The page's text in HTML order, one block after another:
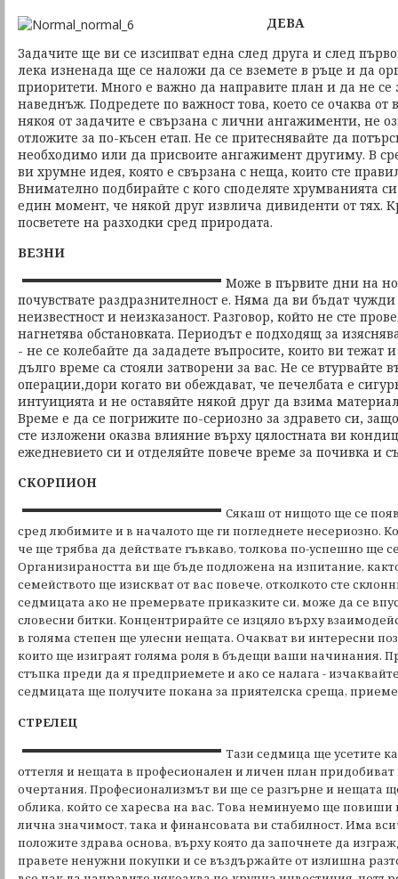
ДЕВА
Задачите ще ви се изсипват една след друга и след
лека изненада ще се наложи да се вземете в ръце и да
приоритети. Много е важно да направите план и да не се
наведнъж. Подредете по важност това, което се очаква от
някоя от задачите е свързана с лични ангажименти, не
отложите за по-късен етап. Не се притеснявайте да
необходимо или да присвоите ангажимент другиму. В
ви хрумне идея, която е свързана с неща, които сте
Внимателно подбирайте с кого споделяте хрумванията
един момент, че някой друг извлича дивиденти от тях.
посветете на разходки сред природата.
ВЕЗНИ
Може в първите дни на
почувствате раздразнителност е. Няма да ви бъдат
неизвестност и неизказаност. Разговор, който не сте
нагнетява обстановката. Периодът е подходящ за
- не се колебайте да зададете въпросите, които ви тежат
дълго време са стояли затворени за вас. Не се втурвайте
операции,дори когато ви обеждават, че печелбата е
интуицията и не оставяйте някой друг да взима
Време е да се погрижите по-сериозно за здравето си,
сте изложени оказва влияние върху цялостната ви
ежедневието си и отделяйте повече време за почивка и
СКОРПИОН
Сякаш от нищото ще се
сред любимите и в началото ще ги погледнете несериозно.
че ще трябва да действате гъвкаво, толкова по-успешно ще
Организираността ви ще бъде подложена на изпитание,
семейството ще изискват от вас повече, отколкото сте
седмицата ако не премервате приказките си, може да се
словесни битки. Концентрирайте се изцяло върху
в голяма степен ще улесни нещата. Очакват ви интересни
които ще изиграят голяма роля в бъдещи ваши начинания.
стъпка преди да я предприемете и ако се налага -
седмицата ще получите покана за приятелска среща,
СТРЕЛЕЦ
Тази седмица ще усетите
оттегля и нещата в професионален и личен план
очертания. Професионализмът ви ще се разгърне и нещата
облика, който се харесва на вас. Това неминуемо ще повиши
лична значимост, така и финансовата ви стабилност. Има
положите здрава основа, върху която да започнете да
правете ненужни покупки и се въздържайте от излишна